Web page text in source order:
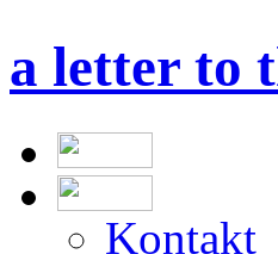
a letter to
Kontakt